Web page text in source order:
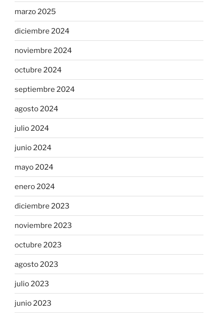
marzo 2025
diciembre 2024
noviembre 2024
octubre 2024
septiembre 2024
agosto 2024
julio 2024
junio 2024
mayo 2024
enero 2024
diciembre 2023
noviembre 2023
octubre 2023
agosto 2023
julio 2023
junio 2023